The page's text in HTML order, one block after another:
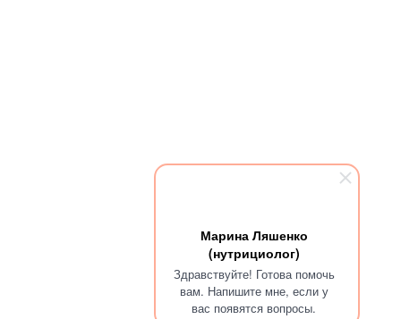
Марина Ляшенко
(нутрициолог)
Здравствуйте! Готова помочь
вам. Напишите мне, если у
вас появятся вопросы.